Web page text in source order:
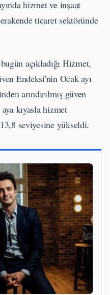
hizmet ve inşaat
ticaret sektöründe
açıkladığı Hizmet,
Endeksi'nin Ocak ayı
arındırılmış güven
kıyasla hizmet
seviyesine yükseldi.